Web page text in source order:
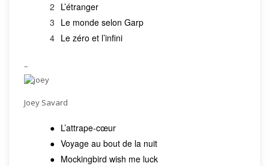
L’étranger
Le monde selon Garp
Le zéro et l’infini
–
Joey Savard
L’attrape-cœur
Voyage au bout de la nuit
Mockingbird wish me luck